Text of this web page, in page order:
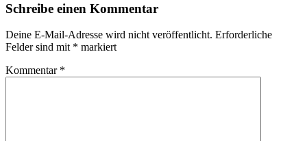
Schreibe einen Kommentar
Deine E-Mail-Adresse wird nicht veröffentlicht. Erforderliche
Felder sind mit * markiert
Kommentar *